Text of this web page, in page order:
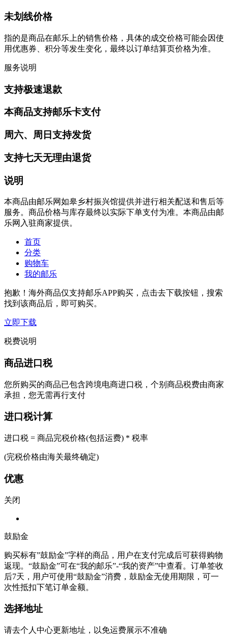
未划线价格
指的是商品在邮乐上的销售价格，具体的成交价格可能会因使
用优惠券、积分等发生变化，最终以订单结算页价格为准。
服务说明
支持极速退款
本商品支持邮乐卡支付
周六、周日支持发货
支持七天无理由退货
说明
本商品由邮乐网如皋乡村振兴馆提供并进行相关配送和售后等
服务。商品价格与库存最终以实际下单支付为准。本商品由邮
乐网入驻商家提供。
首页
分类
购物车
我的邮乐
抱歉！海外商品仅支持邮乐APP购买，点击去下载按钮，搜索
找到该商品后，即可购买。
立即下载
税费说明
商品进口税
您所购买的商品已包含跨境电商进口税，个别商品税费由商家
承担，您无需再行支付
进口税计算
进口税 = 商品完税价格(包括运费) * 税率
(完税价格由海关最终确定)
优惠
关闭
鼓励金
购买标有”鼓励金”字样的商品，用户在支付完成后可获得购物
返现。“鼓励金”可在“我的邮乐”-“我的资产”中查看。订单签收
后7天，用户可使用“鼓励金”消费，鼓励金无使用期限，可一
次性抵扣下笔订单金额。
选择地址
请去个人中心更新地址，以免运费展示不准确